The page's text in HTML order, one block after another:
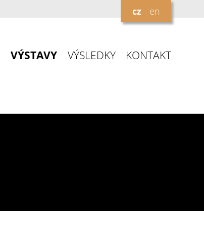
cz en
VÝSTAVY VÝSLEDKY KONTAKT